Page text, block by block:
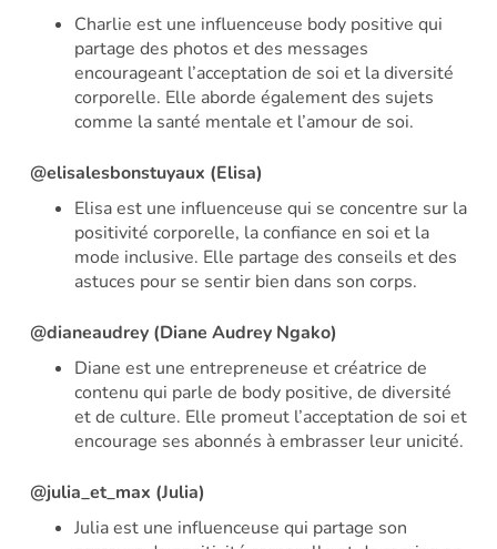
Charlie est une influenceuse body positive qui
partage des photos et des messages
encourageant l’acceptation de soi et la diversité
corporelle. Elle aborde également des sujets
comme la santé mentale et l’amour de soi.
@elisalesbonstuyaux (Elisa)
Elisa est une influenceuse qui se concentre sur la
positivité corporelle, la confiance en soi et la
mode inclusive. Elle partage des conseils et des
astuces pour se sentir bien dans son corps.
@dianeaudrey (Diane Audrey Ngako)
Diane est une entrepreneuse et créatrice de
contenu qui parle de body positive, de diversité
et de culture. Elle promeut l’acceptation de soi et
encourage ses abonnés à embrasser leur unicité.
@julia_et_max (Julia)
Julia est une influenceuse qui partage son